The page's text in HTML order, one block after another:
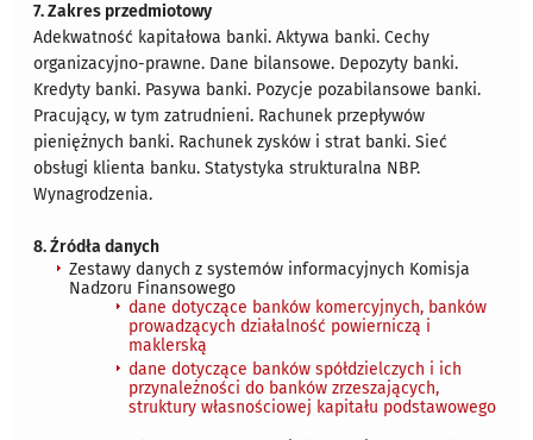
7. Zakres przedmiotowy
Adekwatność kapitałowa banki. Aktywa banki. Cechy
organizacyjno-prawne. Dane bilansowe. Depozyty banki.
Kredyty banki. Pasywa banki. Pozycje pozabilansowe banki.
Pracujący, w tym zatrudnieni. Rachunek przepływów
pieniężnych banki. Rachunek zysków i strat banki. Sieć
obsługi klienta banku. Statystyka strukturalna NBP.
Wynagrodzenia.
8. Źródła danych
Zestawy danych z systemów informacyjnych Komisja
Nadzoru Finansowego
dane dotyczące banków komercyjnych, banków
prowadzących działalność powierniczą i
maklerską
dane dotyczące banków spółdzielczych i ich
przynależności do banków zrzeszających,
struktury własnościowej kapitału podstawowego